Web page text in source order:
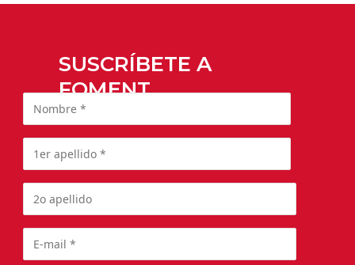
SUSCRÍBETE A
FOMENT